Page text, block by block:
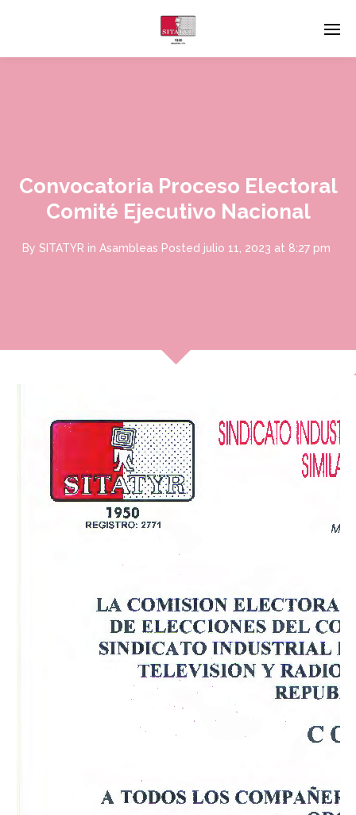
Convocatoria Proceso Electoral
Comité Ejecutivo Nacional
By SITATYR in Asambleas Posted julio 11, 2023 at 8:27 pm